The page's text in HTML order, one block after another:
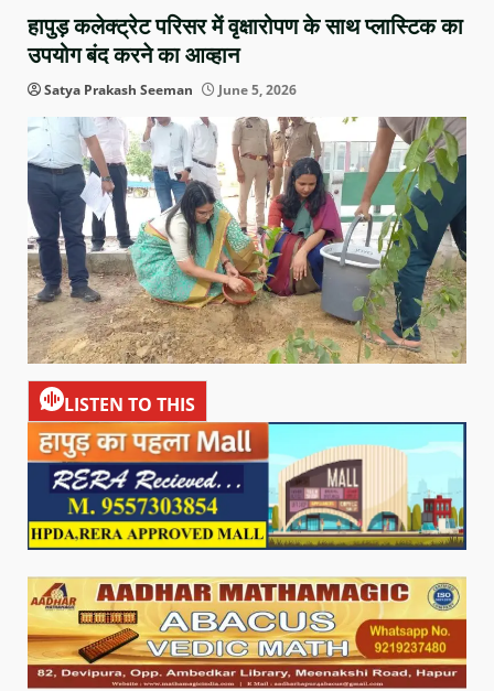
हापुड़ कलेक्ट्रेट परिसर में वृक्षारोपण के साथ प्लास्टिक का
उपयोग बंद करने का आव्हान
Satya Prakash Seeman June 5, 2026
LISTEN TO THIS